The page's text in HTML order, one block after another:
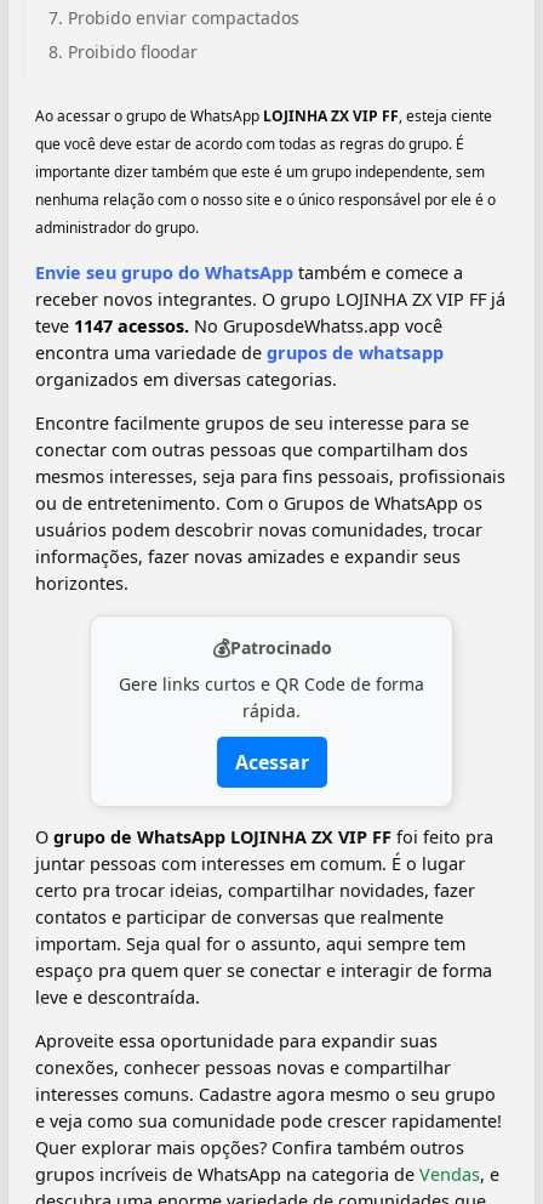
Probido enviar compactados
Proibido floodar
Ao acessar o grupo de WhatsApp LOJINHA ZX VIP FF, esteja ciente
que você deve estar de acordo com todas as regras do grupo. É
importante dizer também que este é um grupo independente, sem
nenhuma relação com o nosso site e o único responsável por ele é o
administrador do grupo.
Envie seu grupo do WhatsApp também e comece a
receber novos integrantes. O grupo LOJINHA ZX VIP FF já
teve 1147 acessos. No GruposdeWhatss.app você
encontra uma variedade de grupos de whatsapp
organizados em diversas categorias.
Encontre facilmente grupos de seu interesse para se
conectar com outras pessoas que compartilham dos
mesmos interesses, seja para fins pessoais, profissionais
ou de entretenimento. Com o Grupos de WhatsApp os
usuários podem descobrir novas comunidades, trocar
informações, fazer novas amizades e expandir seus
horizontes.
💰Patrocinado
Gere links curtos e QR Code de forma
rápida.
Acessar
O grupo de WhatsApp LOJINHA ZX VIP FF foi feito pra
juntar pessoas com interesses em comum. É o lugar
certo pra trocar ideias, compartilhar novidades, fazer
contatos e participar de conversas que realmente
importam. Seja qual for o assunto, aqui sempre tem
espaço pra quem quer se conectar e interagir de forma
leve e descontraída.
Aproveite essa oportunidade para expandir suas
conexões, conhecer pessoas novas e compartilhar
interesses comuns. Cadastre agora mesmo o seu grupo
e veja como sua comunidade pode crescer rapidamente!
Quer explorar mais opções? Confira também outros
grupos incríveis de WhatsApp na categoria de Vendas, e